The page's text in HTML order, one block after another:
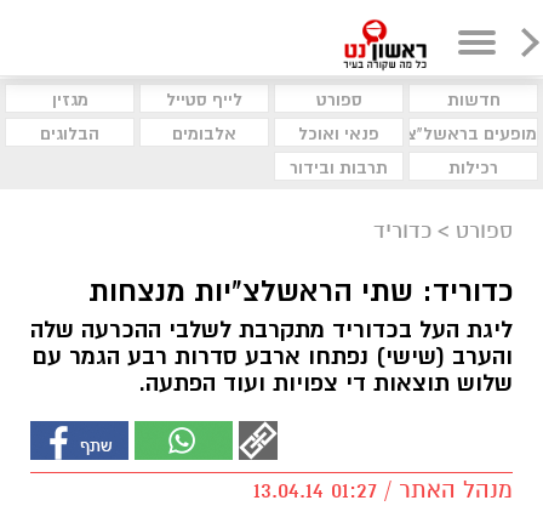
חדשות ספורט לייף סטייל
מגזין
מופעים בראשל"צ
פנאי ואוכל אלבומים
הבלוגים
רכילות
תרבות ובידור
ספורט > כדוריד
כדוריד: שתי הראשלצ"יות מנצחות
ליגת העל בכדוריד מתקרבת לשלבי ההכרעה שלה
והערב (שישי) נפתחו ארבע סדרות רבע הגמר עם
שלוש תוצאות די צפויות ועוד הפתעה.
מנהל האתר / 01:27 13.04.14